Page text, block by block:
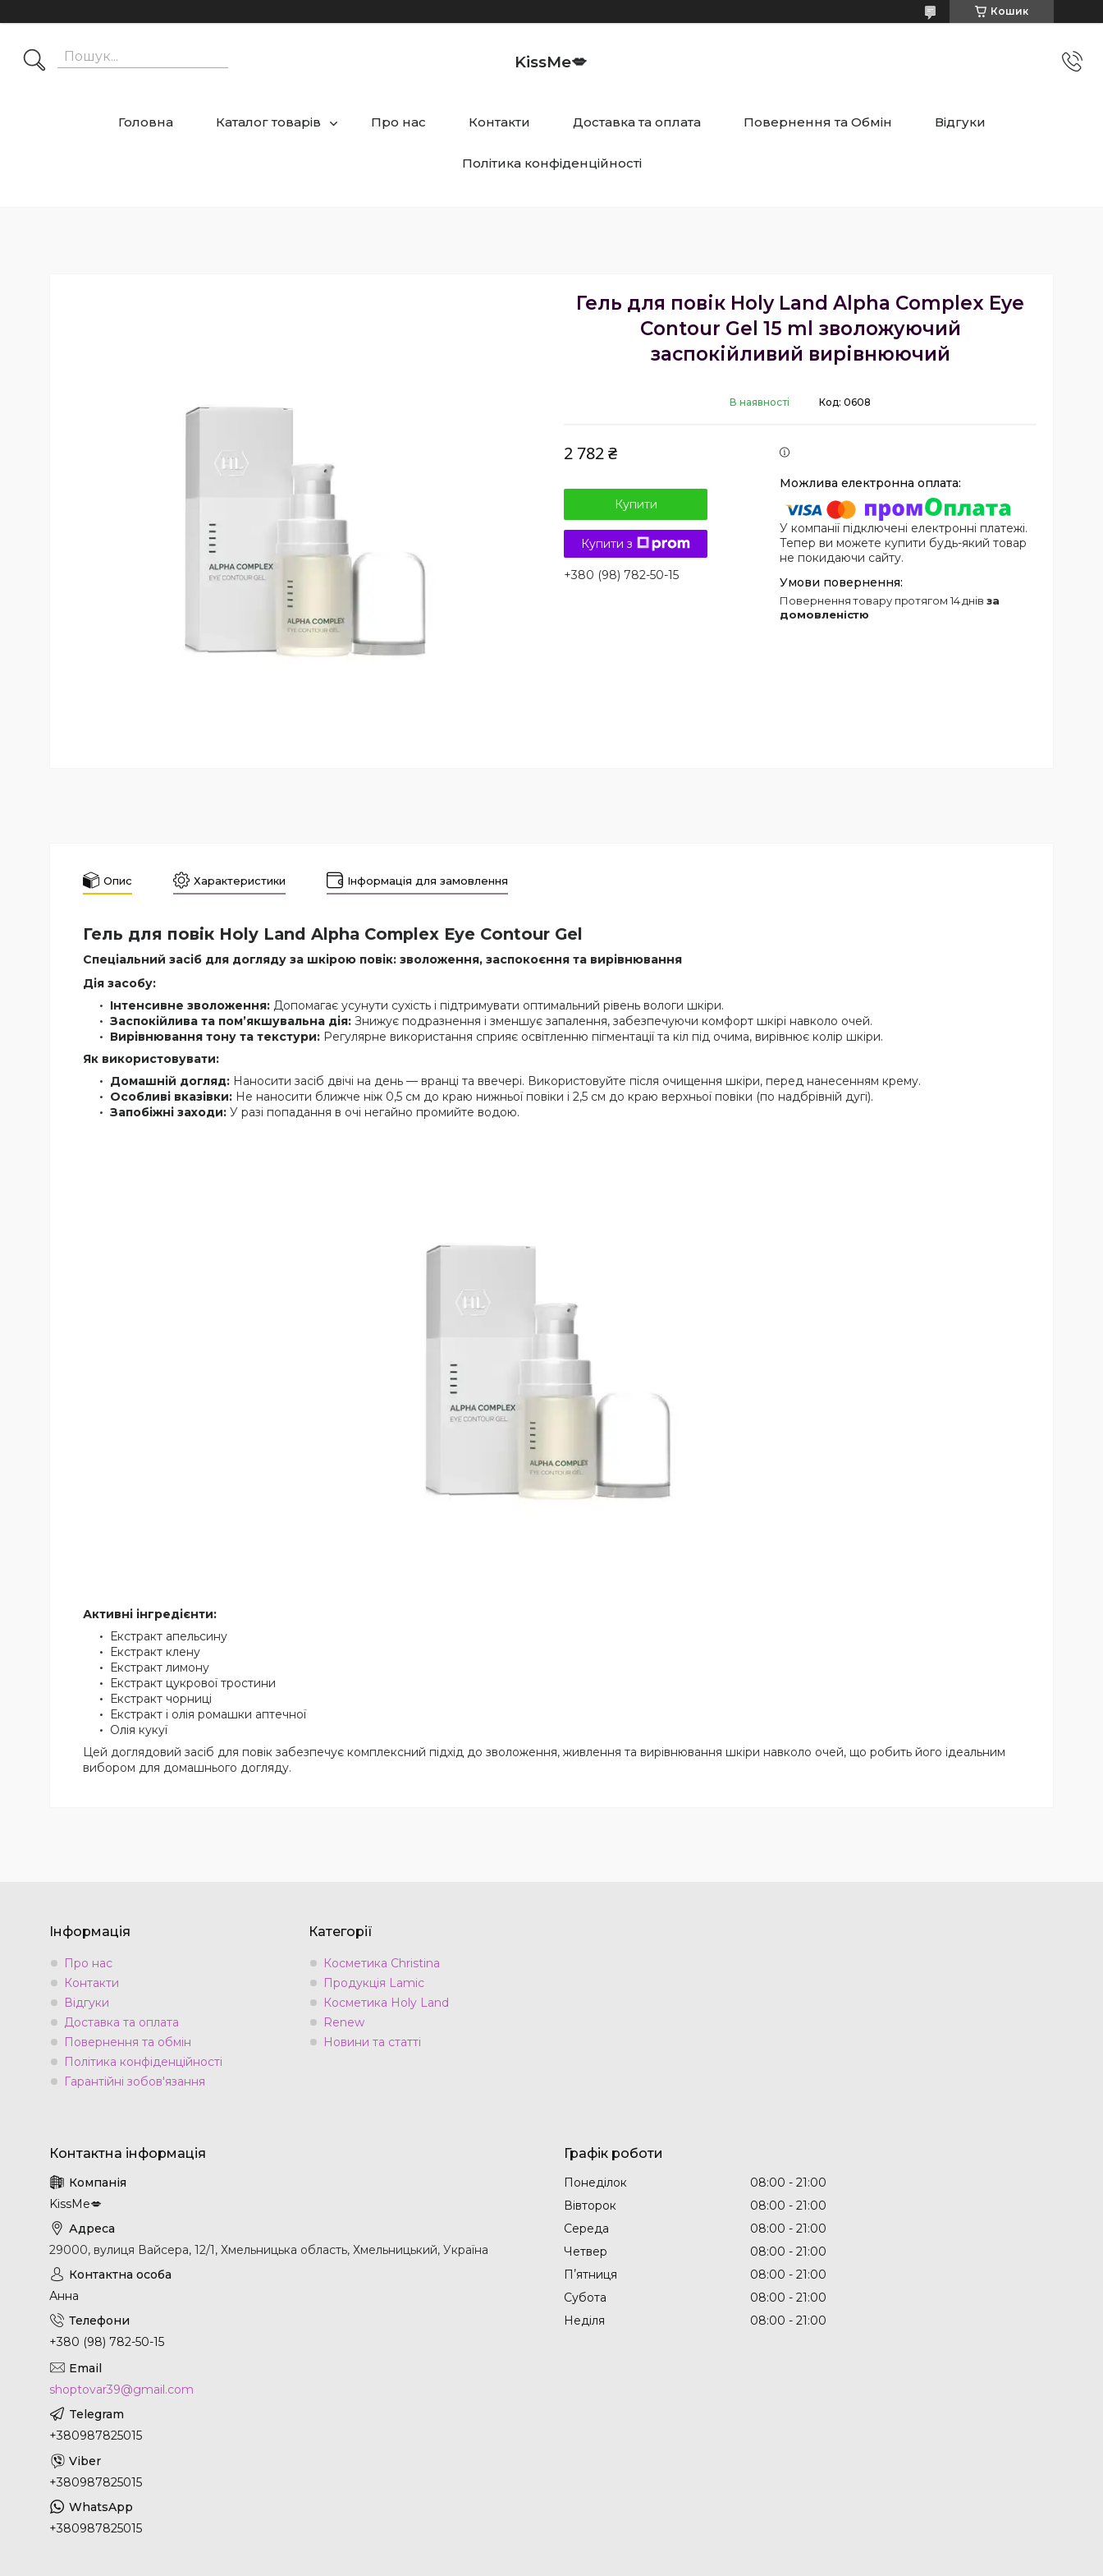
Кошик
KissMe💋
Головна Каталог товарів Про нас Контакти Доставка та оплата Повернення та Обмін Відгуки
Політика конфіденційності
Гель для повік Holy Land Alpha Complex Eye
Contour Gel 15 ml зволожуючий
заспокійливий вирівнюючий
В наявності Код: 0608
2 782 ₴
Купити
Купити з
+380 (98) 782-50-15
У компанії підключені електронні платежі.
Тепер ви можете купити будь-який товар
не покидаючи сайту.
повернення товару протягом 14 днів за
домовленістю
Опис Характеристики Інформація для замовлення
Гель для повік Holy Land Alpha Complex Eye Contour Gel
Спеціальний засіб для догляду за шкірою повік: зволоження, заспокоєння та вирівнювання
Дія засобу:
Інтенсивне зволоження: Допомагає усунути сухість і підтримувати оптимальний рівень вологи шкіри.
Заспокійлива та пом’якшувальна дія: Знижує подразнення і зменшує запалення, забезпечуючи комфорт шкірі навколо очей.
Вирівнювання тону та текстури: Регулярне використання сприяє освітленню пігментації та кіл під очима, вирівнює колір шкіри.
Як використовувати:
Домашній догляд: Наносити засіб двічі на день — вранці та ввечері. Використовуйте після очищення шкіри, перед нанесенням крему.
Особливі вказівки: Не наносити ближче ніж 0,5 см до краю нижньої повіки і 2,5 см до краю верхньої повіки (по надбрівній дугі).
Запобіжні заходи: У разі попадання в очі негайно промийте водою.
Активні інгредієнти:
Екстракт апельсину
Екстракт клену
Екстракт лимону
Екстракт цукрової тростини
Екстракт чорниці
Екстракт і олія ромашки аптечної
Олія кукуї
Цей доглядовий засіб для повік забезпечує комплексний підхід до зволоження, живлення та вирівнювання шкіри навколо очей, що робить його ідеальним
вибором для домашнього догляду.
Інформація
Про нас
Контакти
Відгуки
Доставка та оплата
Повернення та обмін
Політика конфіденційності
Гарантійні зобов'язання
Категорії
Косметика Christina
Продукція Lamic
Косметика Holy Land
Renew
Новини та статті
KissMe💋
29000, вулиця Вайсера, 12/1, Хмельницька область, Хмельницький, Україна
Анна
+380 (98) 782-50-15
shoptovar39@gmail.com
+380987825015
+380987825015
+380987825015
Графік роботи
Понеділок 08:00
21:00
Вівторок
08:00
21:00
Середа
08:00
21:00
Четвер
08:00
21:00
Пʼятниця
08:00
21:00
Субота
08:00
21:00
Неділя
08:00 21:00